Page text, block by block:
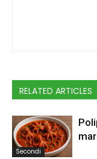
RELATED ARTICLES
Secondi